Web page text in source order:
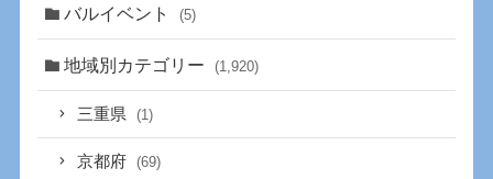
バルイベント (5)
地域別カテゴリー (1,920)
三重県 (1)
京都府 (69)